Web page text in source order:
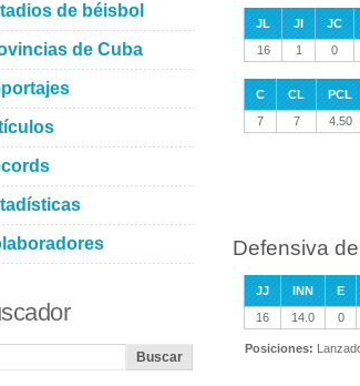
JL JI JC
16
1 0
C CL PCL
7
7 4.50
Defensiva
JJ INN E
16
14.0 0
Posiciones:
de béisbol
de Cuba